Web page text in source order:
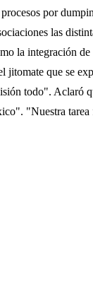
por
las
la integración
que se
todo".
"Nuestra